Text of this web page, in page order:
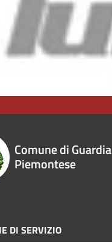
Comune di Guardia
Piemontese
DI SERVIZIO